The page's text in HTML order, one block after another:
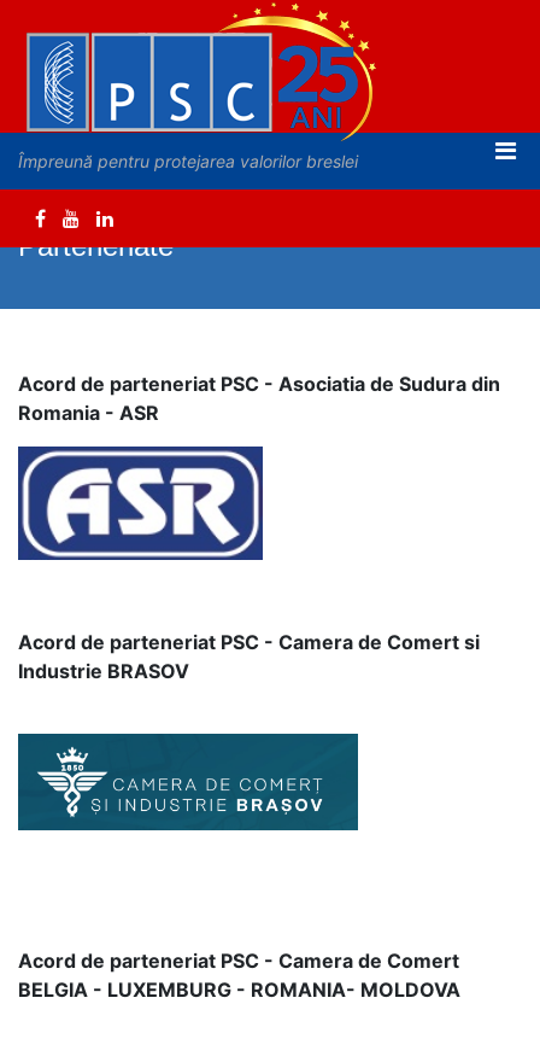
Împreună pentru protejarea valorilor breslei
Parteneriate
Acord de parteneriat PSC - Asociatia de Sudura din
Romania - ASR
Acord de parteneriat PSC - Camera de Comert si
Industrie BRASOV
Acord de parteneriat PSC - Camera de Comert
BELGIA - LUXEMBURG - ROMANIA- MOLDOVA